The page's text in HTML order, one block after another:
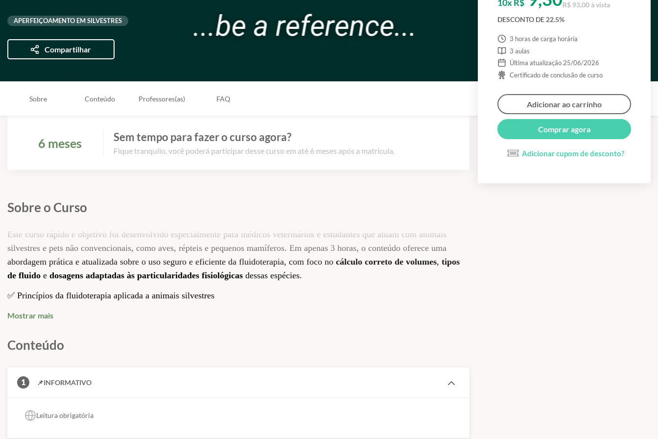
APERFEIÇOAMENTO EM SILVESTRES
Compartilhar
Sobre Conteúdo Professores(as) FAQ
6 meses Sem tempo para fazer o curso agora?
Fique tranquilo, você poderá participar desse curso em até 6 meses após a matrícula.
Sobre o Curso
Este curso rápido e objetivo foi desenvolvido especialmente para médicos veterinários e estudantes que atuam com animais
silvestres e pets não convencionais, como aves, répteis e pequenos mamíferos. Em apenas 3 horas, o conteúdo oferece uma
abordagem prática e atualizada sobre o uso seguro e eficiente da fluidoterapia, com foco no cálculo correto de volumes, tipos
de fluido e dosagens adaptadas às particularidades fisiológicas dessas espécies.
✅ Princípios da fluidoterapia aplicada a animais silvestres
✅ Cálculo de volume de fluidos para animais silvestres
✅ Ajustes de doses conforme espécie, peso, idade e condição clínica
✅ Indicações e contraindicações de soluções cristaloides e coloides
✅ Vias de administração de fluidos em animais silvestres
✅ Técnicas de fluidoterapia subcutânea, intramuscular, intraóssea e intravenosa
Mostrar mais
Conteúdo
1 📌INFORMATIVO
Leitura obrigatória
10x R$
R$ 93,00 à vista
DESCONTO DE 22.5%
3 horas de carga horária
3 aulas
Última atualização 25/06/2026
Certificado de conclusão de curso
Adicionar ao carrinho
Comprar agora
Adicionar cupom de desconto?